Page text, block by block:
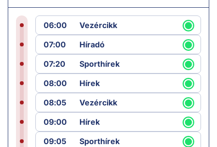
06:00
Vezércikk
07:00
Híradó
07:20
Sporthírek
08:00
Hírek
08:05
Vezércikk
09:00
Hírek
09:05
Sporthírek